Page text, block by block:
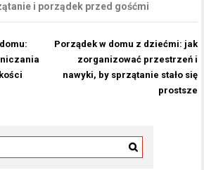
i porządek przed gośćmi
Porządek w domu z dziećmi: jak
zorganizować przestrzeń i
nawyki, by sprzątanie stało się
prostsze